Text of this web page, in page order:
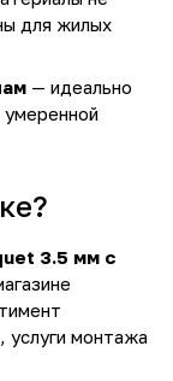
для жилых
— идеально
3.5 мм с
услуги монтажа